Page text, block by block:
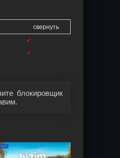
свернуть
✔
✔
блокировщик